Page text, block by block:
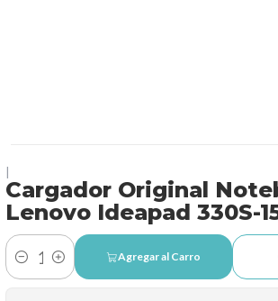
Cargador Original
Lenovo Ideapad 330S-
Cantidad
Agregar al Carro